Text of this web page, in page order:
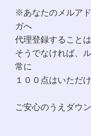
※あなたのメルア
ガへ
代理登録すること
そうでなければ、
常に
１００点はいただ
ご安心のうえダウ